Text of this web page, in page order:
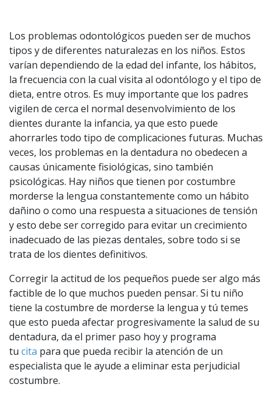
Los problemas odontológicos pueden ser de muchos
tipos y de diferentes naturalezas en los niños. Estos
varían dependiendo de la edad del infante, los hábitos,
la frecuencia con la cual visita al odontólogo y el tipo de
dieta, entre otros. Es muy importante que los padres
vigilen de cerca el normal desenvolvimiento de los
dientes durante la infancia, ya que esto puede
ahorrarles todo tipo de complicaciones futuras. Muchas
veces, los problemas en la dentadura no obedecen a
causas únicamente fisiológicas, sino también
psicológicas. Hay niños que tienen por costumbre
morderse la lengua constantemente como un hábito
dañino o como una respuesta a situaciones de tensión
y esto debe ser corregido para evitar un crecimiento
inadecuado de las piezas dentales, sobre todo si se
trata de los dientes definitivos.
Corregir la actitud de los pequeños puede ser algo más
factible de lo que muchos pueden pensar. Si tu niño
tiene la costumbre de morderse la lengua y tú temes
que esto pueda afectar progresivamente la salud de su
dentadura, da el primer paso hoy y programa
tu cita para que pueda recibir la atención de un
especialista que le ayude a eliminar esta perjudicial
costumbre.